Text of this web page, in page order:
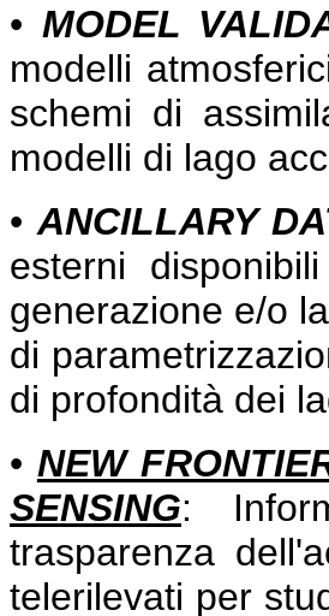
• MODEL
modelli
schemi di
modelli di lago
• ANCILLARY
esterni
generazione e/o
di
di profondità dei
• NEW
SENSING:
trasparenza
telerilevati per